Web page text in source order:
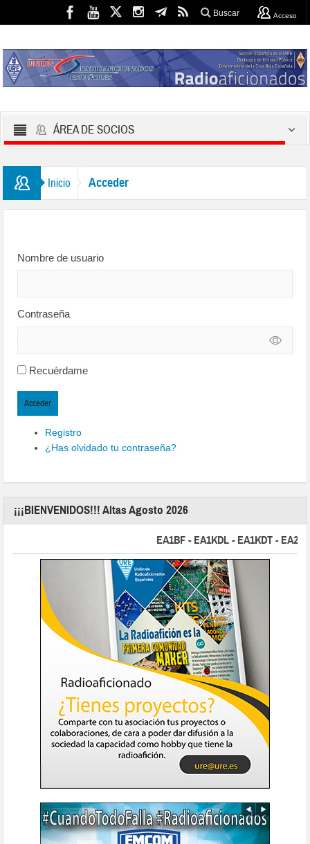
Buscar Acceso
ÁREA DE SOCIOS
Inicio Acceder
Nombre de usuario
Contraseña
Recuérdame
Acceder
Registro
¿Has olvidado tu contraseña?
¡¡¡BIENVENIDOS!!! Altas Agosto 2026
EA1BF - EA1KDL - EA1KDT -